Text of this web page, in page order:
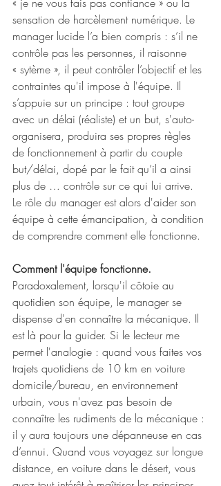
« je ne vous fais pas confiance » ou la
sensation de harcèlement numérique. Le
manager lucide l’a bien compris : s’il ne
contrôle pas les personnes, il raisonne
« sytème », il peut contrôler l’objectif et les
contraintes qu'il impose à l'équipe. Il
s’appuie sur un principe : tout groupe
avec un délai (réaliste) et un but, s'auto-
organisera, produira ses propres règles
de fonctionnement à partir du couple
but/délai, dopé par le fait qu’il a ainsi
plus de … contrôle sur ce qui lui arrive.
Le rôle du manager est alors d'aider son
équipe à cette émancipation, à condition
de comprendre comment elle fonctionne.
Comment l'équipe fonctionne.
Paradoxalement, lorsqu'il côtoie au
quotidien son équipe, le manager se
dispense d'en connaître la mécanique. Il
est là pour la guider. Si le lecteur me
permet l'analogie : quand vous faites vos
trajets quotidiens de 10 km en voiture
domicile/bureau, en environnement
urbain, vous n'avez pas besoin de
connaître les rudiments de la mécanique :
il y aura toujours une dépanneuse en cas
d’ennui. Quand vous voyagez sur longue
distance, en voiture dans le désert, vous